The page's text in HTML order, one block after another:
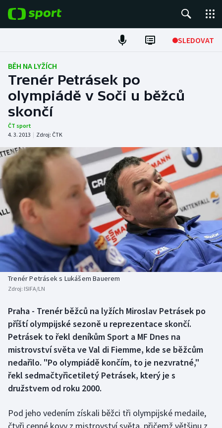
SLEDOVAT
Fotbal
Hokej
Tenis
Atletika
Cyklistika
DALŠÍ SPORTY
Americký fotbal
Baseball a softbal
Basketbal
Biatlon
Box
Curling
Dostihy
Futsal
NEPŘEHLÉDNĚTE
Soutěže
Historické návraty
Aplikace ČT sport
BĚH NA LYŽÍCH
Trenér Petrásek po
olympiádě v Soči u běžců
skončí
ČT sport
4. 3. 2013 | Zdroj: ČTK
Trenér Petrásek s Lukášem Bauerem
Zdroj: ISIFA/LN
Praha - Trenér běžců na lyžích Miroslav Petrásek po
příští olympijské sezoně u reprezentace skončí.
Petrásek to řekl deníkům Sport a MF Dnes na
mistrovství světa ve Val di Fiemme, kde se běžcům
nedařilo. "Po olympiádě končím, to je nezvratné,"
řekl sedmačtyřicetiletý Petrásek, který je s
družstvem od roku 2000.
Pod jeho vedením získali běžci tři olympijské medaile,